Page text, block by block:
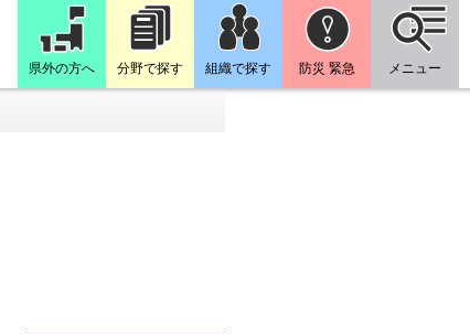
県外の方へ 分野で探す 組織で探す 防災 緊急 メニュー